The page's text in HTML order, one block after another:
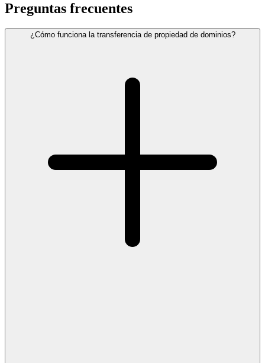
Preguntas frecuentes
¿Cómo funciona la transferencia de propiedad de dominios?